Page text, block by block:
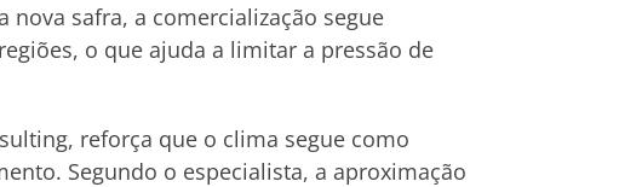
safra, a comercialização segue
o que ajuda a limitar a pressão de
reforça que o clima segue como
Segundo o especialista, a aproximação